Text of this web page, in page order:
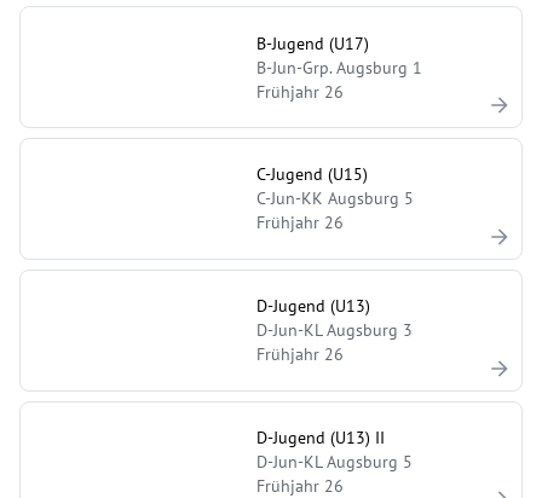
B-Jugend (U17)
B-Jun-Grp. Augsburg 1
Frühjahr 26
C-Jugend (U15)
C-Jun-KK Augsburg 5
Frühjahr 26
D-Jugend (U13)
D-Jun-KL Augsburg 3
Frühjahr 26
D-Jugend (U13) II
D-Jun-KL Augsburg 5
Frühjahr 26